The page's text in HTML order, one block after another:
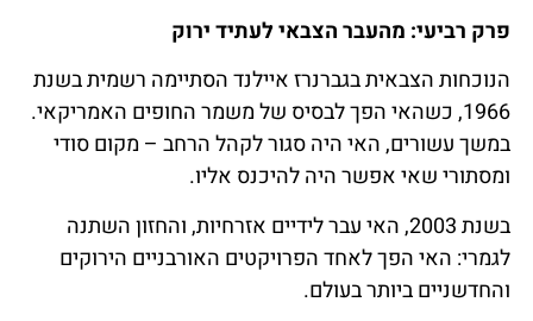
פרק רביעי: מהעבר הצבאי לעתיד ירוק
הנוכחות הצבאית בגברנרז איילנד הסתיימה רשמית בשנת
1966, כשהאי הפך לבסיס של משמר החופים האמריקאי.
במשך עשורים, האי היה סגור לקהל הרחב – מקום סודי
ומסתורי שאי אפשר היה להיכנס אליו.
בשנת 2003, האי עבר לידיים אזרחיות, והחזון השתנה
לגמרי: האי הפך לאחד הפרויקטים האורבניים הירוקים
והחדשניים ביותר בעולם.